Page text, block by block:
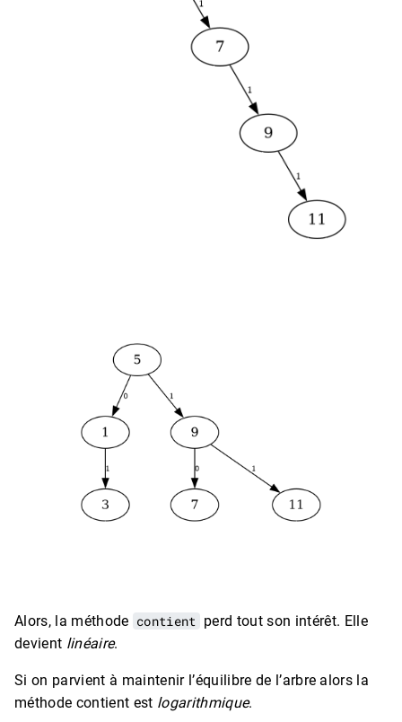
Alors, la méthode contient perd tout son intérêt. Elle
devient linéaire.
Si on parvient à maintenir l’équilibre de l’arbre alors la
méthode contient est logarithmique.